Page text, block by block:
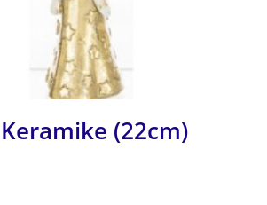
(22cm)